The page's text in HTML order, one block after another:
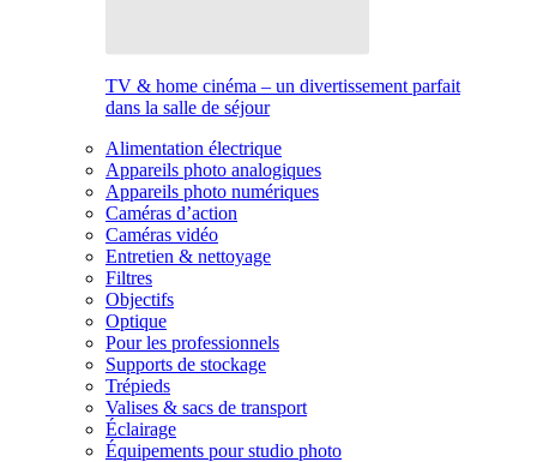
TV & home cinéma – un divertissement parfait
dans la salle de séjour
Alimentation électrique
Appareils photo analogiques
Appareils photo numériques
Caméras d’action
Caméras vidéo
Entretien & nettoyage
Filtres
Objectifs
Optique
Pour les professionnels
Supports de stockage
Trépieds
Valises & sacs de transport
Éclairage
Équipements pour studio photo